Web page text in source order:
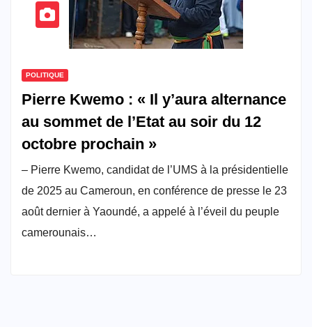
POLITIQUE
Pierre Kwemo : « Il y’aura alternance
au sommet de l’Etat au soir du 12
octobre prochain »
– Pierre Kwemo, candidat de l’UMS à la présidentielle
de 2025 au Cameroun, en conférence de presse le 23
août dernier à Yaoundé, a appelé à l’éveil du peuple
camerounais…